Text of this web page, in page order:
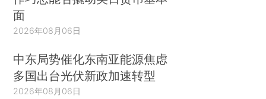
面
2026年08月06日
中东局势催化东南亚能源焦虑
多国出台光伏新政加速转型
2026年08月06日